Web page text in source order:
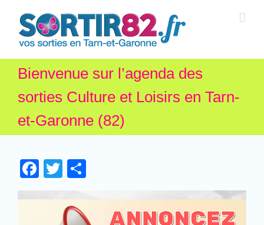
Bienvenue sur l’agenda des
sorties Culture et Loisirs en Tarn-
et-Garonne (82)
Facebook
Twitter